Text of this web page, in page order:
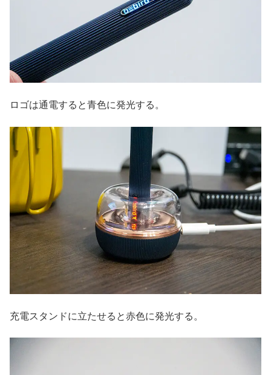
ロゴは通電すると青色に発光する。
充電スタンドに立たせると赤色に発光する。